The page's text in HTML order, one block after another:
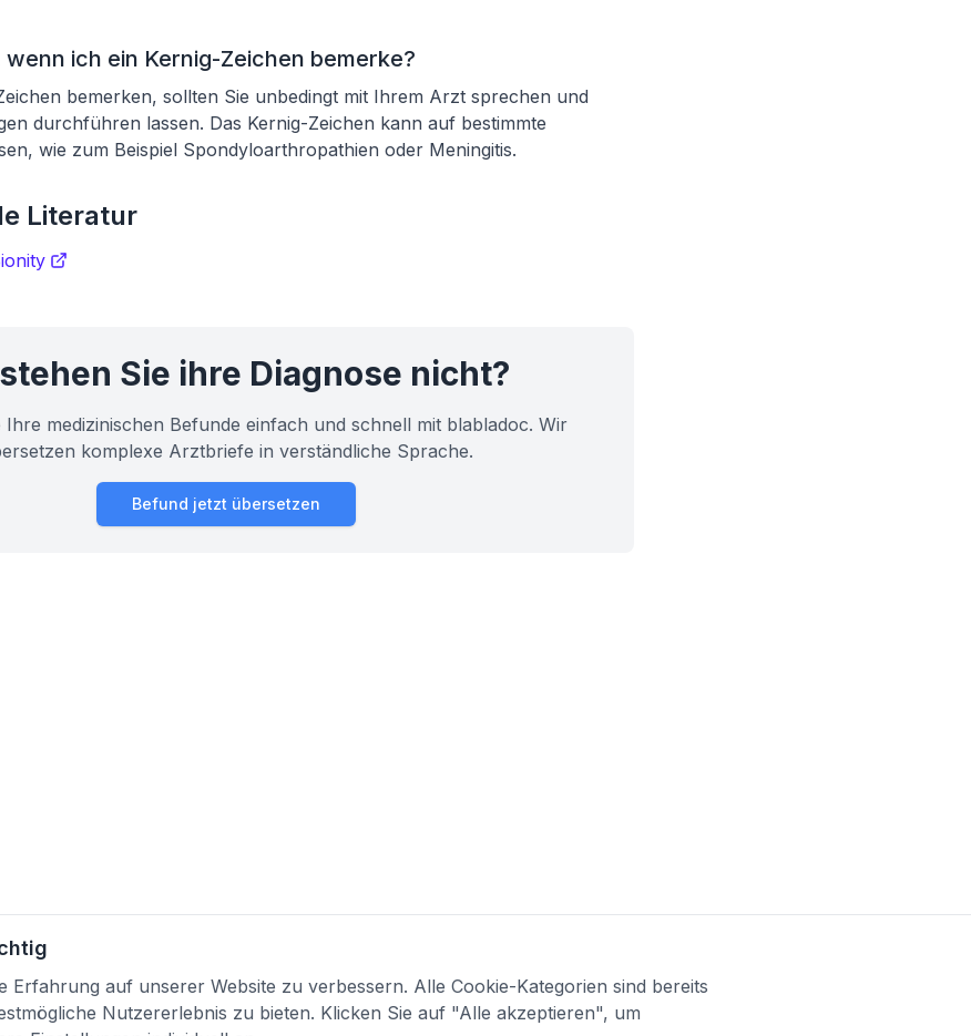
ich ein Kernig-Zeichen bemerke?
bemerken, sollten Sie unbedingt mit Ihrem Arzt sprechen und
durchführen lassen. Das Kernig-Zeichen kann auf bestimmte
wie zum Beispiel Spondyloarthropathien oder Meningitis.
Literatur
Sie ihre Diagnose nicht?
Ihre medizinischen Befunde einfach und schnell mit blabladoc. Wir
komplexe Arztbriefe in verständliche Sprache.
Befund jetzt übersetzen
Erfahrung auf unserer Website zu verbessern. Alle Cookie-Kategorien sind bereits
Nutzererlebnis zu bieten. Klicken Sie auf "Alle akzeptieren", um